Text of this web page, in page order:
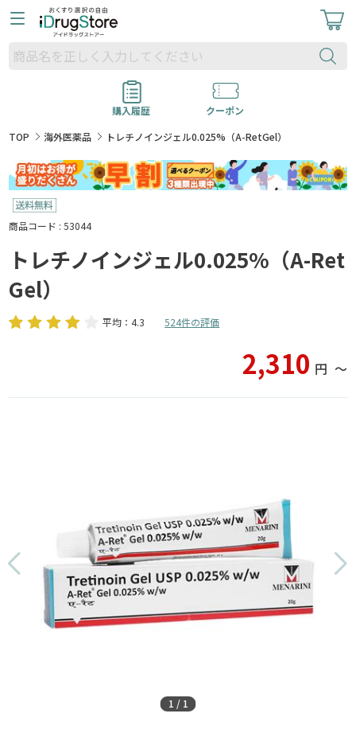
購入履歴
クーポン
TOP
海外医薬品 トレチノインジェル0.025%（A-RetGel）
商品コード : 53044
トレチノインジェル0.025%（A-Ret
Gel）
平均：4.3 524件の評価
2,310 円 〜
1 / 1